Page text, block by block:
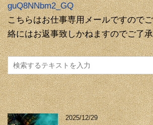
guQ8NNbm2_GQ
こちらはお仕事専用メールですので
絡にはお返事致しかねますのでご了
2025/12/29